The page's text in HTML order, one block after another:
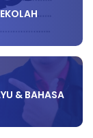
& BAHASA